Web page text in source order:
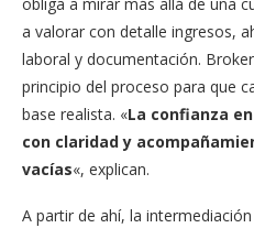
a valorar con detalle ingresos,
laboral y documentación.
principio del proceso para que
base realista. «La confianza
con claridad y
vacías«, explican.
A partir de ahí, la